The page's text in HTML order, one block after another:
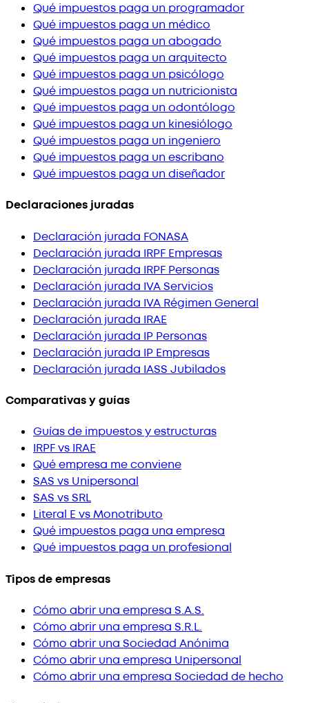
Qué impuestos paga un programador
Qué impuestos paga un médico
Qué impuestos paga un abogado
Qué impuestos paga un arquitecto
Qué impuestos paga un psicólogo
Qué impuestos paga un nutricionista
Qué impuestos paga un odontólogo
Qué impuestos paga un kinesiólogo
Qué impuestos paga un ingeniero
Qué impuestos paga un escribano
Qué impuestos paga un diseñador
Declaraciones juradas
Declaración jurada FONASA
Declaración jurada IRPF Empresas
Declaración jurada IRPF Personas
Declaración jurada IVA Servicios
Declaración jurada IVA Régimen General
Declaración jurada IRAE
Declaración jurada IP Personas
Declaración jurada IP Empresas
Declaración jurada IASS Jubilados
Comparativas y guías
Guías de impuestos y estructuras
IRPF vs IRAE
Qué empresa me conviene
SAS vs Unipersonal
SAS vs SRL
Literal E vs Monotributo
Qué impuestos paga una empresa
Qué impuestos paga un profesional
Tipos de empresas
Cómo abrir una empresa S.A.S.
Cómo abrir una empresa S.R.L.
Cómo abrir una Sociedad Anónima
Cómo abrir una empresa Unipersonal
Cómo abrir una empresa Sociedad de hecho